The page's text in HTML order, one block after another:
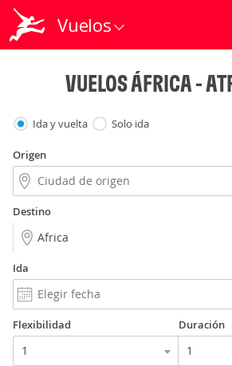
Vuelos
VUELOS ÁFRICA -
Ida y vuelta Solo ida
Origen
Destino
Ida
Flexibilidad Duración